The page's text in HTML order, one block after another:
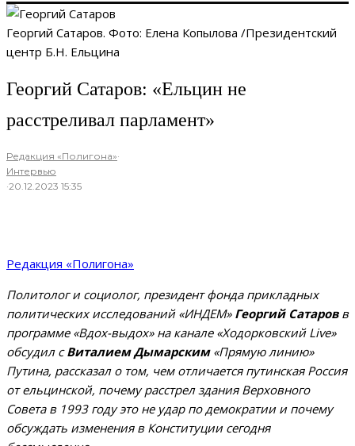
Георгий Сатаров. Фото: Елена Копылова /Президентский
центр Б.Н. Ельцина
Георгий Сатаров: «Ельцин не
расстреливал парламент»
Редакция «Полигона»·
Интервью
·20.12.2023 15:35
Редакция «Полигона»
Политолог и социолог, президент фонда прикладных
политических исследований «ИНДЕМ» Георгий Сатаровв
программе «Вдох-выдох» на канале «Ходорковский Live»
обсудил сВиталием Дымарским«Прямую линию»
Путина, рассказал о том, чем отличается путинская Россия
от ельцинской, почему расстрел здания Верховного
Совета в 1993 году это не удар по демократии и почему
обсуждать изменения в Конституции сегодня